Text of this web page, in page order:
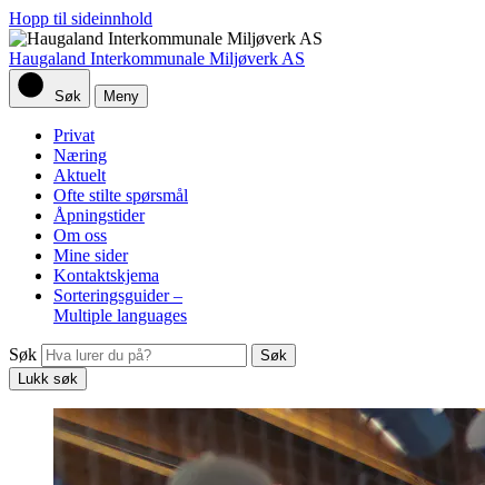
Hopp til sideinnhold
Haugaland Interkommunale Miljøverk AS
Søk Meny
Privat
Næring
Aktuelt
Ofte stilte spørsmål
Åpningstider
Om oss
Mine sider
Kontaktskjema
Sorteringsguider –
Multiple languages
Søk
Lukk søk